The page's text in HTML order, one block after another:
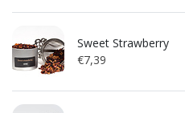
Sweet Strawberry
€7,39